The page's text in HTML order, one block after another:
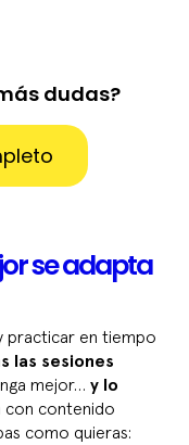
dudas?
se adapta
practicar en tiempo
las sesiones
mejor… y lo
con contenido
como quieras: